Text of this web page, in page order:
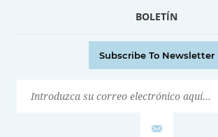
BOLETÍN
Subscribe To Newsletter